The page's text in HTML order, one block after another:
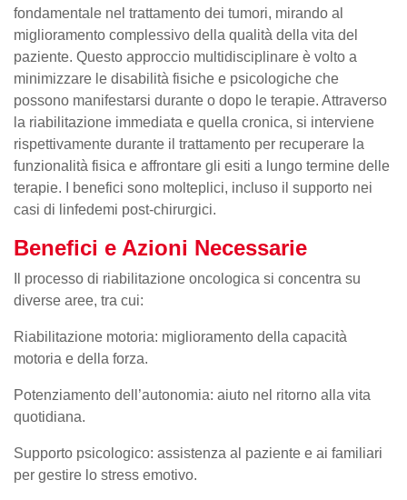
fondamentale nel trattamento dei tumori, mirando al
miglioramento complessivo della qualità della vita del
paziente. Questo approccio multidisciplinare è volto a
minimizzare le disabilità fisiche e psicologiche che
possono manifestarsi durante o dopo le terapie. Attraverso
la riabilitazione immediata e quella cronica, si interviene
rispettivamente durante il trattamento per recuperare la
funzionalità fisica e affrontare gli esiti a lungo termine delle
terapie. I benefici sono molteplici, incluso il supporto nei
casi di linfedemi post-chirurgici.
Benefici e Azioni Necessarie
Il processo di riabilitazione oncologica si concentra su
diverse aree, tra cui:
Riabilitazione motoria: miglioramento della capacità
motoria e della forza.
Potenziamento dell’autonomia: aiuto nel ritorno alla vita
quotidiana.
Supporto psicologico: assistenza al paziente e ai familiari
per gestire lo stress emotivo.